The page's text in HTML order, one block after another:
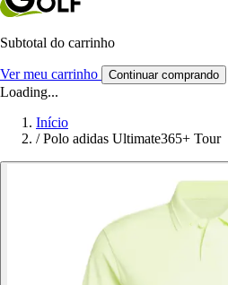
Subtotal do carrinho
Ver meu carrinho Continuar comprando
Loading...
Início
/ Polo adidas Ultimate365+ Tour